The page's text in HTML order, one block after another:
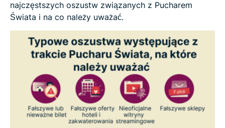
najczęstszych oszustw związanych z Pucharem
Świata i na co należy uważać.